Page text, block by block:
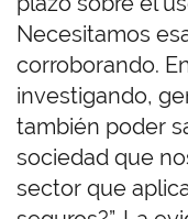
Necesitamos
corroborando.
investigando,
también poder
sociedad que
sector que